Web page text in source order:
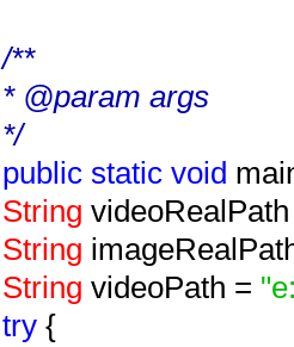
/**
* @param args
*/
public static void
String
String
String videoPath =
try {